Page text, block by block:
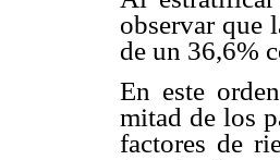
observar que
de un 36,6%
En este
mitad de los
factores de